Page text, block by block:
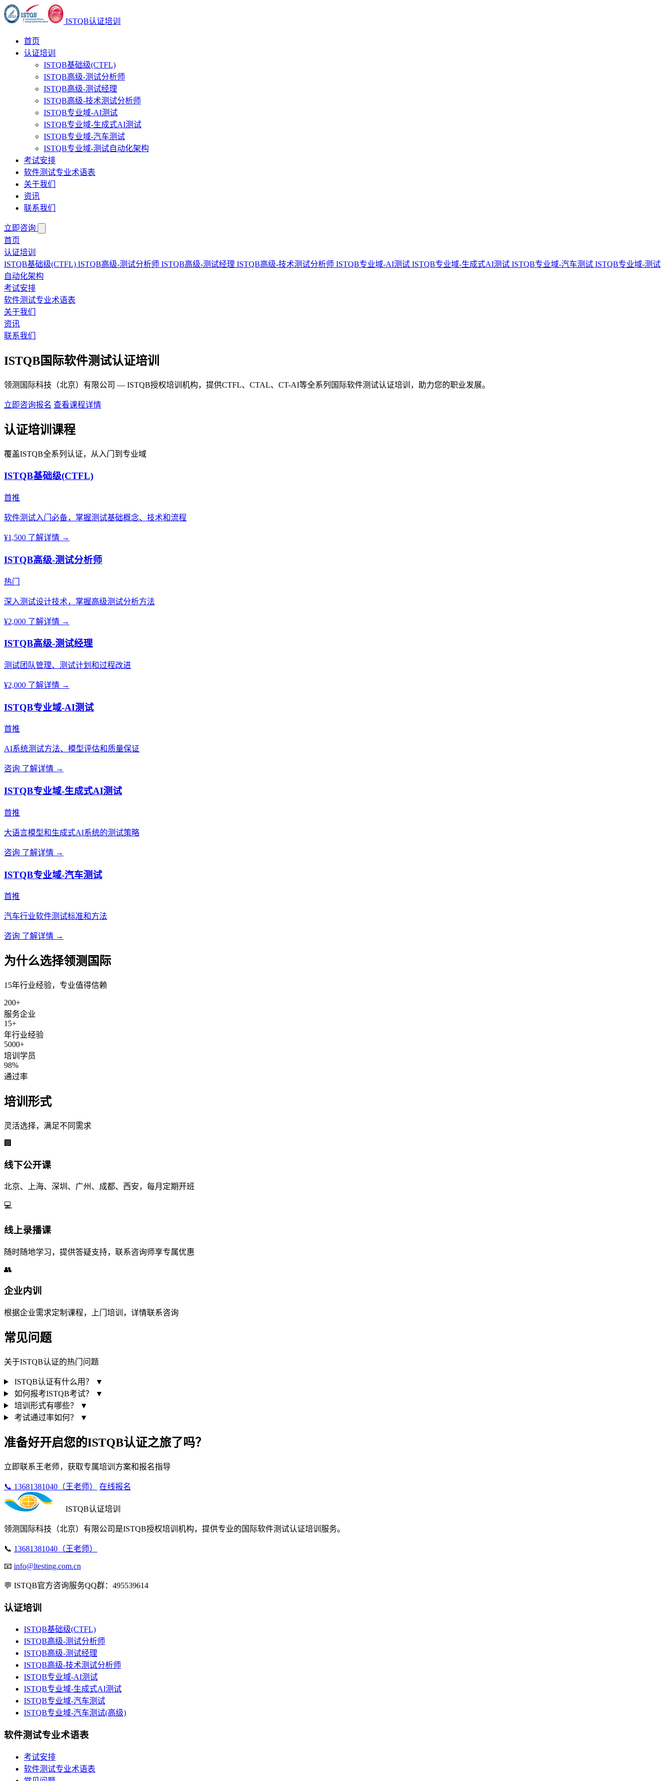
ISTQB认证培训
首页
认证培训
ISTQB基础级(CTFL)
ISTQB高级-测试分析师
ISTQB高级-测试经理
ISTQB高级-技术测试分析师
ISTQB专业域-AI测试
ISTQB专业域-生成式AI测试
ISTQB专业域-汽车测试
ISTQB专业域-测试自动化架构
考试安排
软件测试专业术语表
关于我们
资讯
联系我们
立即咨询
首页
认证培训
ISTQB基础级(CTFL) ISTQB高级-测试分析师 ISTQB高级-测试经理 ISTQB高级-技术测试分析师 ISTQB专业域-AI测试 ISTQB专业域-生成式AI测试 ISTQB专业域-汽车测试 ISTQB专业域-测试
自动化架构
考试安排
软件测试专业术语表
关于我们
资讯
联系我们
ISTQB国际软件测试认证培训
领测国际科技（北京）有限公司 — ISTQB授权培训机构，提供CTFL、CTAL、CT-AI等全系列国际软件测试认证培训，助力您的职业发展。
立即咨询报名 查看课程详情
认证培训课程
覆盖ISTQB全系列认证，从入门到专业域
ISTQB基础级(CTFL)
首推
软件测试入门必备，掌握测试基础概念、技术和流程
¥1,500 了解详情 →
ISTQB高级-测试分析师
热门
深入测试设计技术，掌握高级测试分析方法
¥2,000 了解详情 →
ISTQB高级-测试经理
测试团队管理、测试计划和过程改进
¥2,000 了解详情 →
ISTQB专业域-AI测试
首推
AI系统测试方法、模型评估和质量保证
咨询 了解详情 →
ISTQB专业域-生成式AI测试
首推
大语言模型和生成式AI系统的测试策略
咨询 了解详情 →
ISTQB专业域-汽车测试
首推
汽车行业软件测试标准和方法
咨询 了解详情 →
为什么选择领测国际
15年行业经验，专业值得信赖
200+
服务企业
15+
年行业经验
5000+
培训学员
98%
通过率
培训形式
灵活选择，满足不同需求
🏢
线下公开课
北京、上海、深圳、广州、成都、西安，每月定期开班
💻
线上录播课
随时随地学习，提供答疑支持，联系咨询师享专属优惠
👥
企业内训
根据企业需求定制课程，上门培训，详情联系咨询
常见问题
关于ISTQB认证的热门问题
ISTQB认证有什么用？
▼
如何报考ISTQB考试？
▼
培训形式有哪些？
▼
考试通过率如何？
▼
准备好开启您的ISTQB认证之旅了吗？
立即联系王老师，获取专属培训方案和报名指导
📞 13681381040（王老师） 在线报名
ISTQB认证培训
领测国际科技（北京）有限公司是ISTQB授权培训机构，提供专业的国际软件测试认证培训服务。
📞 13681381040（王老师）
📧 info@ltesting.com.cn
💬 ISTQB官方咨询服务QQ群：495539614
认证培训
ISTQB基础级(CTFL)
ISTQB高级-测试分析师
ISTQB高级-测试经理
ISTQB高级-技术测试分析师
ISTQB专业域-AI测试
ISTQB专业域-生成式AI测试
ISTQB专业域-汽车测试
ISTQB专业域-汽车测试(高级)
软件测试专业术语表
考试安排
软件测试专业术语表